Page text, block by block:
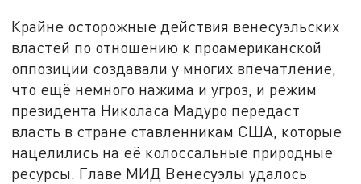
Крайне осторожные действия венесуэльских
властей по отношению к проамериканской
оппозиции создавали у многих впечатление,
что ещё немного нажима и угроз, и режим
президента Николаса Мадуро передаст
власть в стране ставленникам США, которые
нацелились на её колоссальные природные
ресурсы. Главе МИД Венесуэлы удалось